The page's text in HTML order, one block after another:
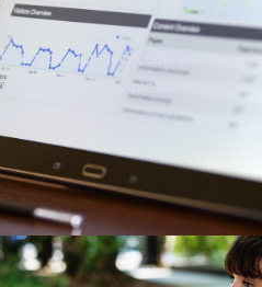
de tu negocio, sabrás como
y conocerás que tan efectiva